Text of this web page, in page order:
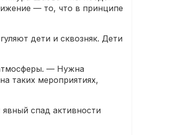
— то, что в принципе
дети и сквозняк. Дети
— Нужна
таких мероприятиях,
спад активности